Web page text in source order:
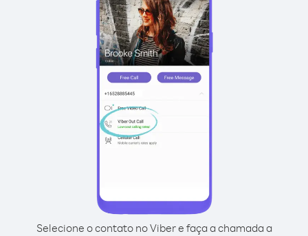
Selecione o contato no Viber e faça a chamada a